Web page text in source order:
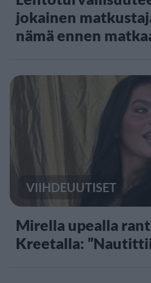
jokainen
nämä ennen
VIIHDEUUTISET
Mirella upealla
Kreetalla: